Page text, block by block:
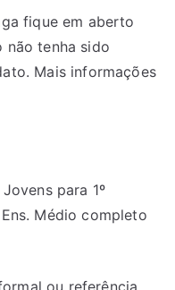
fique em aberto
não tenha sido
Mais informações
para 1º
Médio completo
ou referência